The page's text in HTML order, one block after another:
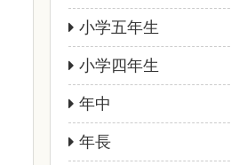
小学五年生
小学四年生
年中
年長